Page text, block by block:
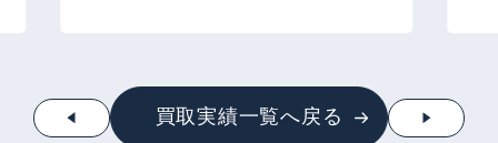
買取実績一覧へ戻る